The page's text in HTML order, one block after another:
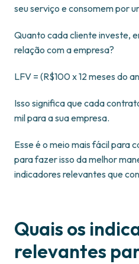
seu serviço e consomem por
Quanto cada cliente investe,
relação com a empresa?
LFV = (R$100 x 12 meses do
Isso significa que cada
mil para a sua empresa.
Esse é o meio mais fácil para
para fazer isso da melhor
indicadores relevantes que
Quais os
relevantes